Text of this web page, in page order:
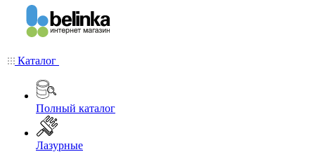
Каталог
Полный каталог
Лазурные